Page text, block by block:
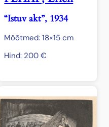
“Istuv akt”, 1934
Mõõtmed: 18×15 cm
Hind: 200€